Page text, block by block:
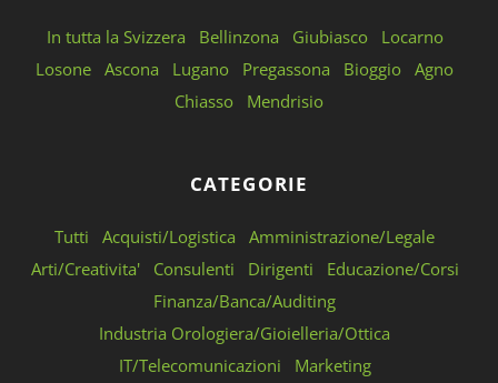
In tutta la Svizzera Bellinzona Giubiasco
Locarno
Losone Ascona Lugano Pregassona Bioggio Agno
Chiasso
Mendrisio
CATEGORIE
Tutti Acquisti/Logistica
Amministrazione/Legale
Arti/Creativita'
Consulenti Dirigenti
Educazione/Corsi
Finanza/Banca/Auditing
Industria Orologiera/Gioielleria/Ottica
IT/Telecomunicazioni
Marketing